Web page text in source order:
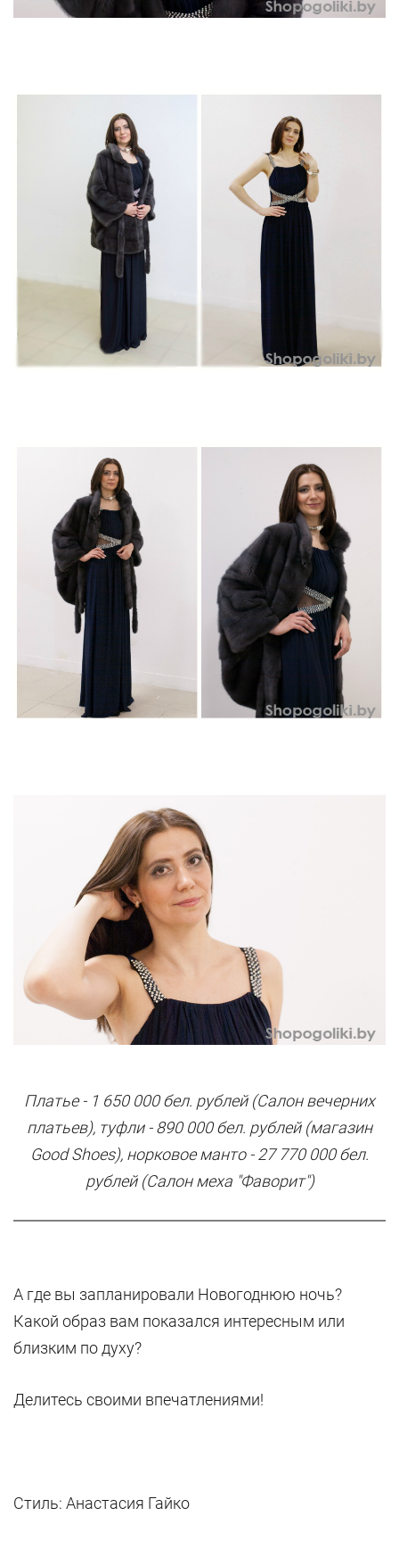
Платье - 1 650 000 бел. рублей (Салон вечерних
платьев), туфли - 890 000 бел. рублей (магазин
Good Shoes), норковое манто - 27 770 000 бел.
рублей (Салон меха "Фаворит")
А где вы запланировали Новогоднюю ночь?
Какой образ вам показался интересным или
близким по духу?
Делитесь своими впечатлениями!
Стиль: Анастасия Гайко